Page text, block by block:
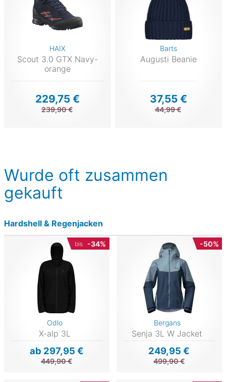
HAIX
Scout 3.0 GTX Navy-
orange
229,75 €
239,90 €
Barts
Augusti Beanie
37,55 €
44,99 €
Wurde oft zusammen
gekauft
Hardshell & Regenjacken
bis -34%
Odlo
X-alp 3L
ab 297,95 €
449,90 €
-50%
Bergans
Senja 3L W Jacket
249,95 €
499,90 €